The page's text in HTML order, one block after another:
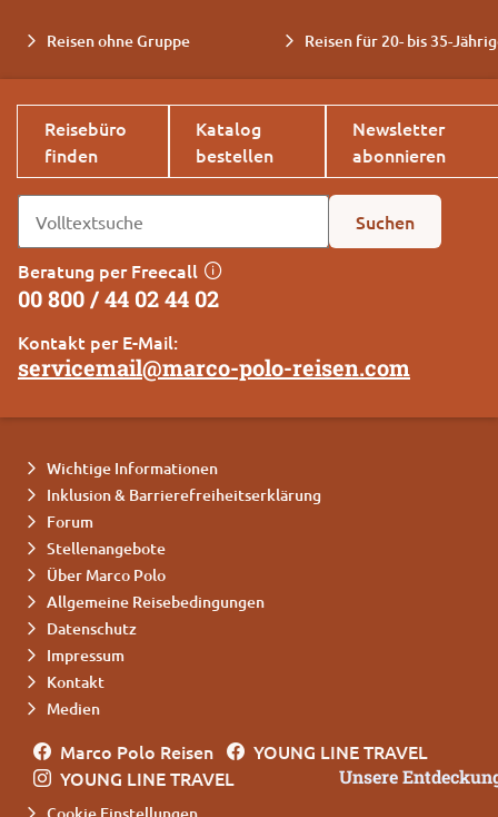
Reisen ohne Gruppe Reisen für 20- bis 35-
Reisebüro
finden
Katalog
bestellen
Newsletter
abonnieren
Suchen
Beratung per Freecall
00 800 / 44 02 44 02
Kontakt per E-Mail:
servicemail@marco-polo-reisen.com
Wichtige Informationen
Inklusion & Barrierefreiheitserklärung
Forum
Stellenangebote
Über Marco Polo
Allgemeine Reisebedingungen
Datenschutz
Impressum
Kontakt
Medien
Marco Polo Reisen
YOUNG LINE TRAVEL
YOUNG LINE TRAVEL
Unsere